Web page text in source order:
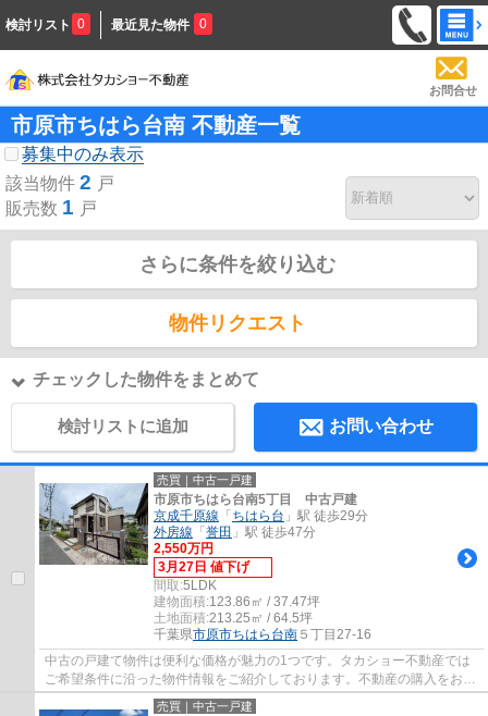
検討リスト 0 最近見た物件 0
お問合せ
市原市ちはら台南 不動産一覧
募集中のみ表示
該当物件 2 戸
販売数 1 戸
さらに条件を絞り込む
物件リクエスト
チェックした物件をまとめて
検討リストに追加 お問い合わせ
売買｜中古一戸建
市原市ちはら台南5丁目 中古戸建
京成千原線 「 ちはら台 」駅 徒歩29分
外房線 「 誉田 」駅 徒歩47分
2,550万円
3月27日 値下げ
間取:5LDK
建物面積:123.86㎡ / 37.47坪
土地面積:213.25㎡ / 64.5坪
千葉県市原市ちはら台南 ５丁目27-16
中古の戸建て物件は便利な価格が魅力の1つです。タカショー不動産では
ご希望条件に沿った物件情報をご紹介しております。不動産の購入をお考
えなら、ぜひご連絡くださいませ。
売買｜中古一戸建